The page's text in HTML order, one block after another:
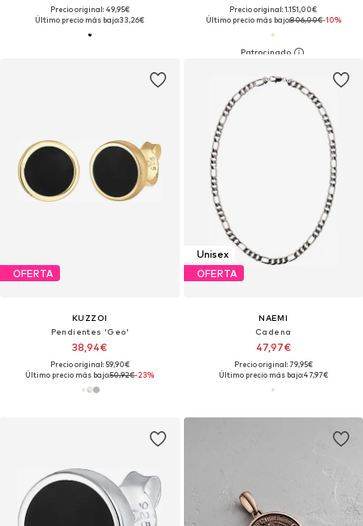
Precio original: 49,95€
Último precio más bajo:33,26€
Precio original: 1.151,00€
Último precio más bajo:806,00€-10%
OFERTA
KUZZOI
Pendientes 'Geo'
38,94€
Precio original: 59,90€
Último precio más bajo:50,92€-23%
Unisex
OFERTA
NAEMI
Cadena
47,97€
Precio original: 79,95€
Último precio más bajo:47,97€